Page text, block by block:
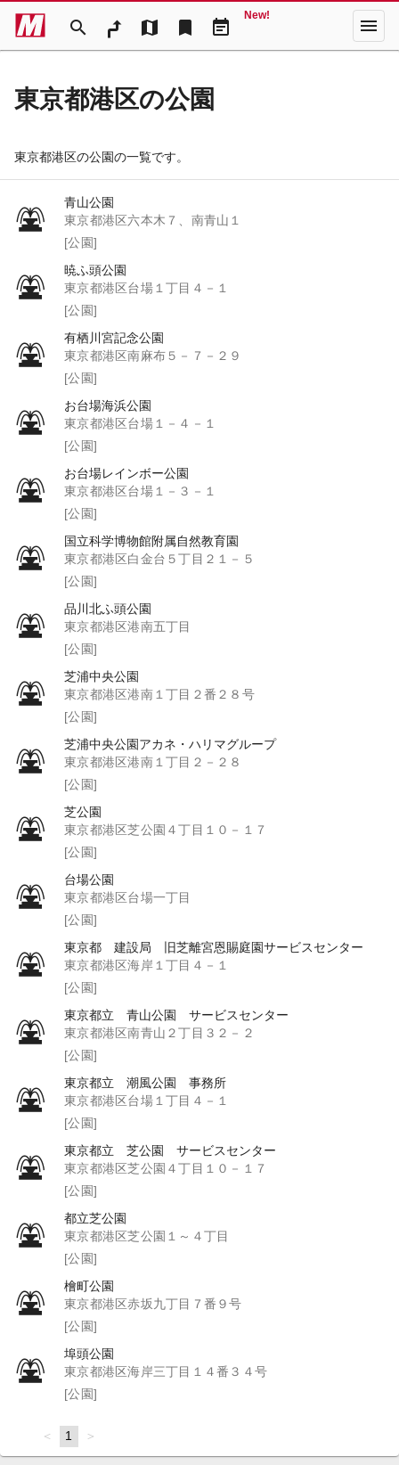
search map bookmark event_note
New! menu
東京都港区の公園
東京都港区の公園の一覧です。
青山公園
東京都港区六本木７、南青山１
[公園]
暁ふ頭公園
東京都港区台場１丁目４－１
[公園]
有栖川宮記念公園
東京都港区南麻布５－７－２９
[公園]
お台場海浜公園
東京都港区台場１－４－１
[公園]
お台場レインボー公園
東京都港区台場１－３－１
[公園]
国立科学博物館附属自然教育園
東京都港区白金台５丁目２１－５
[公園]
品川北ふ頭公園
東京都港区港南五丁目
[公園]
芝浦中央公園
東京都港区港南１丁目２番２８号
[公園]
芝浦中央公園アカネ・ハリマグループ
東京都港区港南１丁目２－２８
[公園]
芝公園
東京都港区芝公園４丁目１０－１７
[公園]
台場公園
東京都港区台場一丁目
[公園]
東京都 建設局 旧芝離宮恩賜庭園サービスセンター
東京都港区海岸１丁目４－１
[公園]
東京都立 青山公園 サービスセンター
東京都港区南青山２丁目３２－２
[公園]
東京都立 潮風公園 事務所
東京都港区台場１丁目４－１
[公園]
東京都立 芝公園 サービスセンター
東京都港区芝公園４丁目１０－１７
[公園]
都立芝公園
東京都港区芝公園１～４丁目
[公園]
檜町公園
東京都港区赤坂九丁目７番９号
[公園]
埠頭公園
東京都港区海岸三丁目１４番３４号
[公園]
page
You're
on
1 page